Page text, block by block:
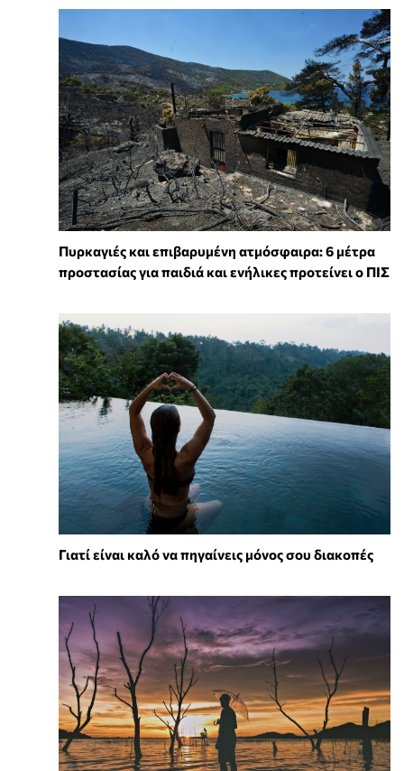
Πυρκαγιές και επιβαρυμένη ατμόσφαιρα: 6 μέτρα
προστασίας για παιδιά και ενήλικες προτείνει ο ΠΙΣ
Γιατί είναι καλό να πηγαίνεις μόνος σου διακοπές